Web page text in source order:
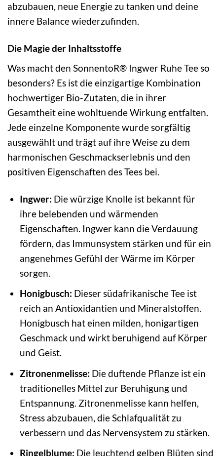
abzubauen, neue Energie zu tanken und deine
innere Balance wiederzufinden.
Die Magie der Inhaltsstoffe
Was macht den SonnentoR® Ingwer Ruhe Tee so
besonders? Es ist die einzigartige Kombination
hochwertiger Bio-Zutaten, die in ihrer
Gesamtheit eine wohltuende Wirkung entfalten.
Jede einzelne Komponente wurde sorgfältig
ausgewählt und trägt auf ihre Weise zu dem
harmonischen Geschmackserlebnis und den
positiven Eigenschaften des Tees bei.
Ingwer: Die würzige Knolle ist bekannt für
ihre belebenden und wärmenden
Eigenschaften. Ingwer kann die Verdauung
fördern, das Immunsystem stärken und für ein
angenehmes Gefühl der Wärme im Körper
sorgen.
Honigbusch: Dieser südafrikanische Tee ist
reich an Antioxidantien und Mineralstoffen.
Honigbusch hat einen milden, honigartigen
Geschmack und wirkt beruhigend auf Körper
und Geist.
Zitronenmelisse: Die duftende Pflanze ist ein
traditionelles Mittel zur Beruhigung und
Entspannung. Zitronenmelisse kann helfen,
Stress abzubauen, die Schlafqualität zu
verbessern und das Nervensystem zu stärken.
Ringelblume: Die leuchtend gelben Blüten sind